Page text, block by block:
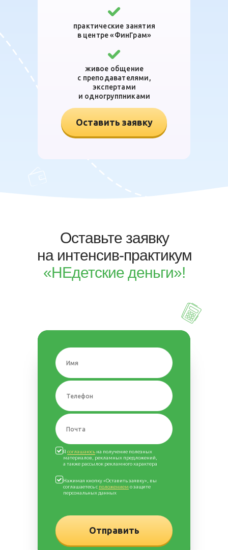
практические занятия
в центре «ФинГрам»
живое общение
с преподавателями,
экспертами
и одногруппниками
Оставить заявку
Оставьте заявку
на интенсив-практикум
«НЕдетские деньги»!
Отправить
Я соглашаюсь на получение полезных
материалов, рекламных предложений,
а также рассылок рекламного характера
Нажимая кнопку «Оставить заявку», вы
соглашаетесь с положением о защите
персональных данных